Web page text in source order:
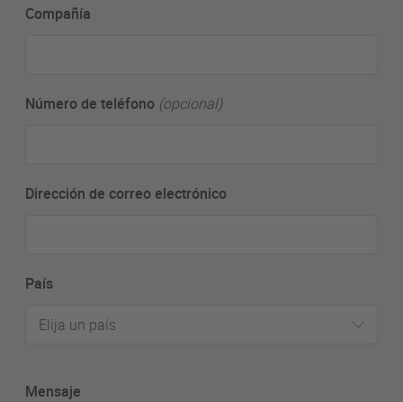
Compañía
Número de teléfono (opcional)
Dirección de correo electrónico
País
Elija un país
Mensaje